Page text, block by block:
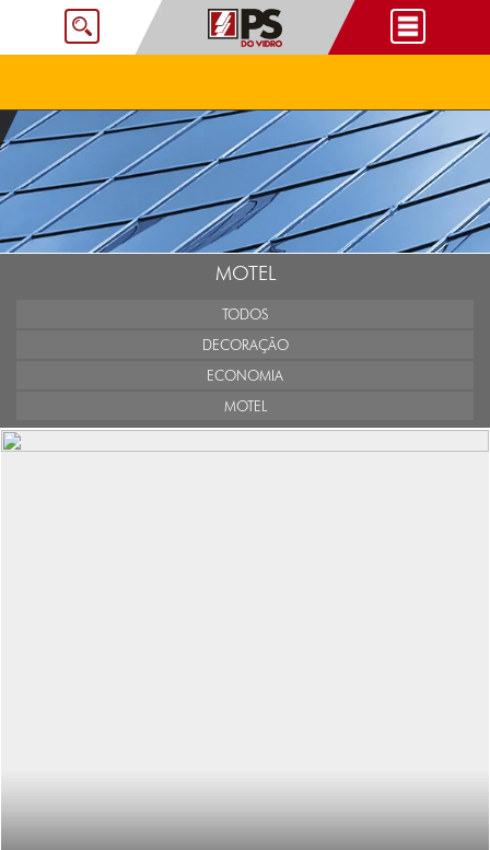
MOTEL
TODOS
DECORAÇÃO
ECONOMIA
MOTEL